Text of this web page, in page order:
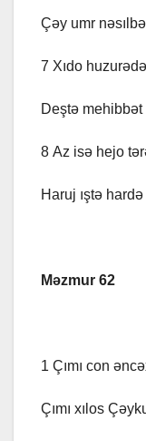
Çəy umr
7 Xıdo
Deştə mehibbət
8 Az isə hejo
Haruj ıştə
Məzmur 62
1 Çımı con
Çımı xılos